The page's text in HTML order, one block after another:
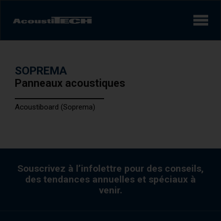
Services et solutions
Apprendre
SOPREMA
Panneaux acoustiques
Acoustiboard (Soprema)
Souscrivez à l’infolettre pour des conseils,
des tendances annuelles et spéciaux à
venir.